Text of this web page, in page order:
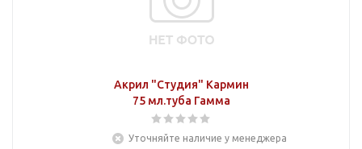
Акрил "Студия" Кармин
75 мл.туба Гамма
Уточняйте наличие у менеджера